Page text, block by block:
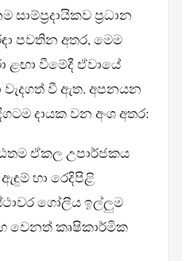
සාම්ප්‍රදායිකව ප්‍රධාන
පවතින අතර, මෙම
වීමේදී ඒවායේ
වැදගත් වී ඇත. අපනයන
දායක වන අංශ අතර:
ඒකල උපාර්ජකය
හා රෙදිපිළි
ගෝලීය ඉල්ලුම
වෙනත් කෘෂිකාර්මික